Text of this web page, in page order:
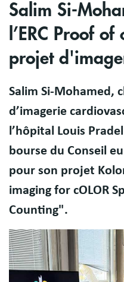
Salim Si-
l’ERC Proof
projet
Salim Si-Mohamed,
d’imagerie
l’hôpital Louis
bourse du Conseil
pour son projet
imaging for cOLOR
Counting".
Image